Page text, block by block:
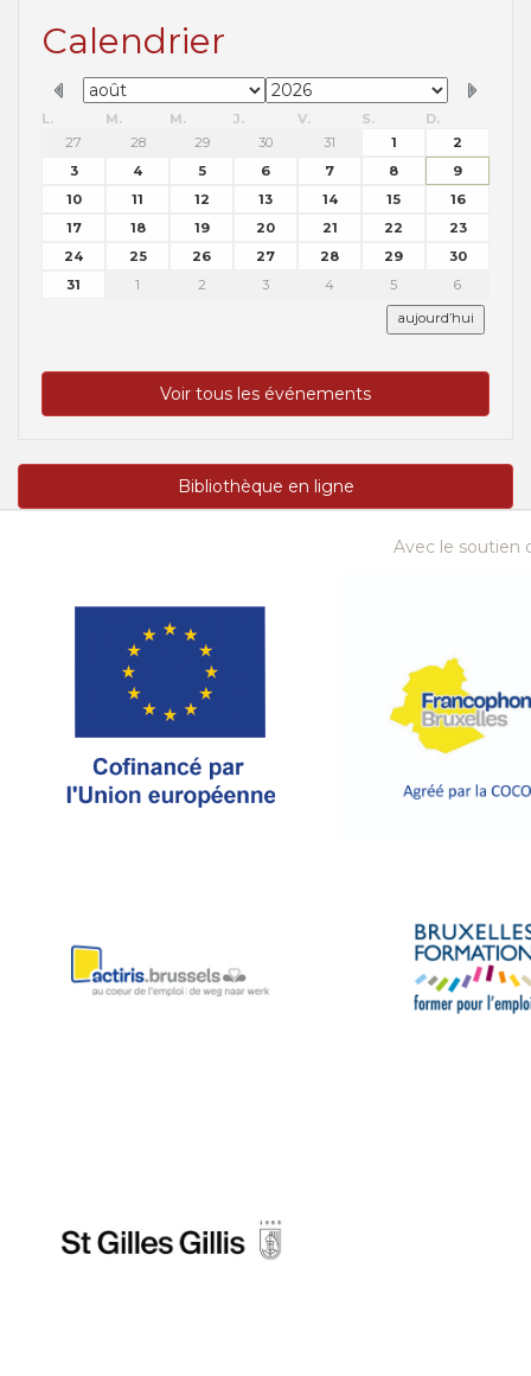
Calendrier
L. M. M. J. V. S.
D.
27
28 29 30 31 1
2
3
4 5 6 7 8
9
10
11 12 13 14 15
16
17
18 19 20 21 22
23
24
25 26 27 28 29
30
31
1 2 3 4 5 6
aujourd’hui
Voir tous les événements
Bibliothèque en ligne
Avec le soutien